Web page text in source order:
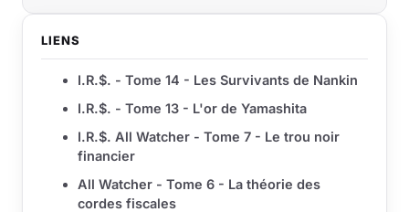
LIENS
I.R.$. - Tome 14 - Les Survivants de Nankin
I.R.$. - Tome 13 - L'or de Yamashita
I.R.$. All Watcher - Tome 7 - Le trou noir
financier
All Watcher - Tome 6 - La théorie des
cordes fiscales